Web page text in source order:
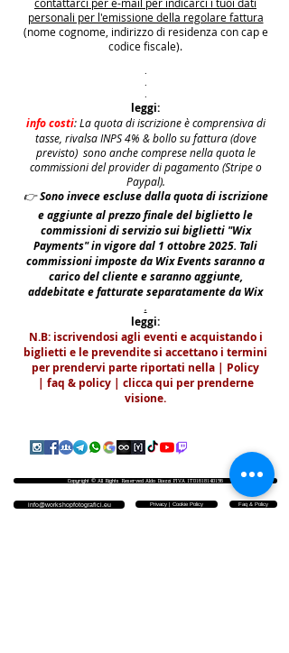
personali per l'emissione della regolare fattura
(nome cognome, indirizzo di residenza con cap e
codice fiscale).
.
.
.
leggi:
info costi: La quota di iscrizione è comprensiva di
tasse, rivalsa INPS 4% & bollo su fattura (dove
previsto) sono anche comprese nella quota le
commissioni del provider di pagamento (Stripe o
Paypal).
👉Sono invece escluse dalla quota di iscrizione
e aggiunte al prezzo finale del biglietto le
commissioni di servizio sui biglietti "Wix
Payments" in vigore dal 1 ottobre 2025. Tali
commissioni imposte da Wix Events saranno a
carico del cliente e saranno aggiunte,
addebitate e fatturate separatamente da Wix
.
leggi:
N.B: iscrivendosi agli eventi e acquistando i
biglietti e le prevendite si accettano i termini
per prendervi parte riportati nella | Policy
| faq & policy | clicca qui per prenderne
visione.
Copyright © All Rights Reserved Aldo Diazzi P.IVA IT01618140196
Faq & Policy
info@workshopfotografici.eu Privacy | Cookie Policy